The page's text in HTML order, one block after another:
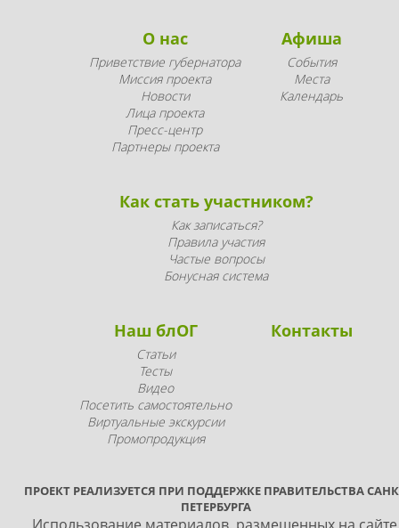
О нас
Приветствие губернатора
Миссия проекта
Новости
Лица проекта
Пресс-центр
Партнеры проекта
Афиша
События
Места
Календарь
Как стать участником?
Как записаться?
Правила участия
Частые вопросы
Бонусная система
Наш блОГ
Статьи
Тесты
Видео
Посетить самостоятельно
Виртуальные экскурсии
Промопродукция
Контакты
ПРОЕКТ РЕАЛИЗУЕТСЯ ПРИ ПОДДЕРЖКЕ ПРАВИТЕЛЬСТВА
ПЕТЕРБУРГА